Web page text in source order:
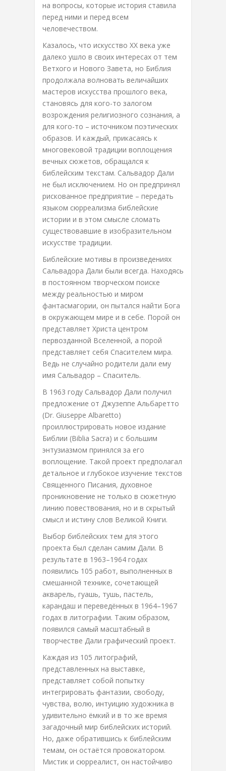
на вопросы, которые история ставила
перед ними и перед всем
человечеством.
Казалось, что искусство ХХ века уже
далеко ушло в своих интересах от тем
Ветхого и Нового Завета, но Библия
продолжала волновать величайших
мастеров искусства прошлого века,
становясь для кого-то залогом
возрождения религиозного сознания, а
для кого-то – источником поэтических
образов. И каждый, прикасаясь к
многовековой традиции воплощения
вечных сюжетов, обращался к
библейским текстам. Сальвадор Дали
не был исключением. Но он предпринял
рискованное предприятие – передать
языком сюрреализма библейские
истории и в этом смысле сломать
существовавшие в изобразительном
искусстве традиции.
Библейские мотивы в произведениях
Сальвадора Дали были всегда. Находясь
в постоянном творческом поиске
между реальностью и миром
фантасмагории, он пытался найти Бога
в окружающем мире и в себе. Порой он
представляет Христа центром
первозданной Вселенной, а порой
представляет себя Спасителем мира.
Ведь не случайно родители дали ему
имя Сальвадор – Спаситель.
В 1963 году Сальвадор Дали получил
предложение от Джузеппе Альбаретто
(Dr. Giuseppe Albaretto)
проиллюстрировать новое издание
Библии (Biblia Sacra) и с большим
энтузиазмом принялся за его
воплощение. Такой проект предполагал
детальное и глубокое изучение текстов
Священного Писания, духовное
проникновение не только в сюжетную
линию повествования, но и в скрытый
смысл и истину слов Великой Книги.
Выбор библейских тем для этого
проекта был сделан самим Дали. В
результате в 1963–1964 годах
появились 105 работ, выполненных в
смешанной технике, сочетающей
акварель, гуашь, тушь, пастель,
карандаш и переведённых в 1964–1967
годах в литографии. Таким образом,
появился самый масштабный в
творчестве Дали графический проект.
Каждая из 105 литографий,
представленных на выставке,
представляет собой попытку
интегрировать фантазии, свободу,
чувства, волю, интуицию художника в
удивительно ёмкий и в то же время
загадочный мир библейских историй.
Но, даже обратившись к библейским
темам, он остаётся провокатором.
Мистик и сюрреалист, он настойчиво